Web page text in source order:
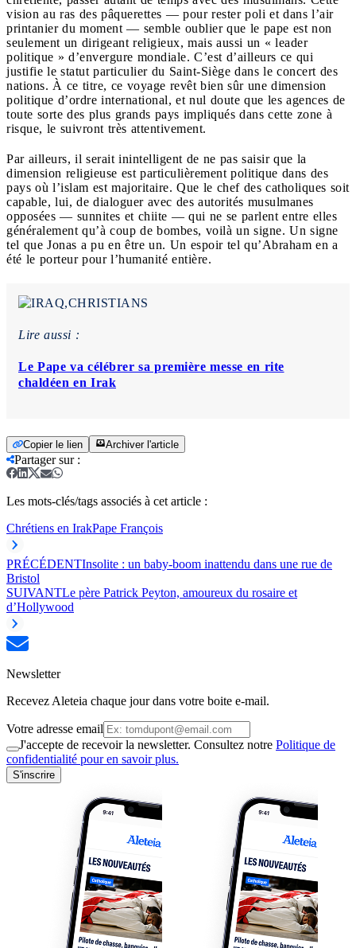
vision au ras des pâquerettes — pour rester poli et dans l’air
printanier du moment — semble oublier que le pape est non
seulement un dirigeant religieux, mais aussi un « leader
politique » d’envergure mondiale. C’est d’ailleurs ce qui
justifie le statut particulier du Saint-Siège dans le concert des
nations. À ce titre, ce voyage revêt bien sûr une dimension
politique d’ordre international, et nul doute que les agences de
toute sorte des plus grands pays impliqués dans cette zone à
risque, le suivront très attentivement.
Par ailleurs, il serait inintelligent de ne pas saisir que la
dimension religieuse est particulièrement politique dans des
pays où l’islam est majoritaire. Que le chef des catholiques soit
capable, lui, de dialoguer avec des autorités musulmanes
opposées — sunnites et chiite — qui ne se parlent entre elles
généralement qu’à coup de bombes, voilà un signe. Un signe
tel que Jonas a pu en être un. Un espoir tel qu’Abraham en a
été le porteur pour l’humanité entière.
Lire aussi :
Le Pape va célébrer sa première messe en rite
chaldéen en Irak
Copier le lien Archiver l'article
Partager sur:
Les mots-clés/tags associés à cet article :
Chrétiens en IrakPape François
PRÉCÉDENTInsolite : un baby-boom inattendu dans une rue de
Bristol
SUIVANTLe père Patrick Peyton, amoureux du rosaire et
d’Hollywood
Newsletter
Recevez Aleteia chaque jour dans votre boite e-mail.
Votre adresse email
J'accepte de recevoir la newsletter. Consultez notre Politique de
confidentialité pour en savoir plus.
S'inscrire